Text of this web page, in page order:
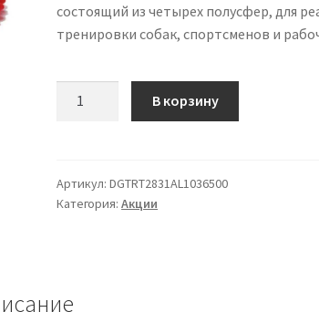
состоящий из четырех полусфер, для
тренировки собак, спортсменов и
Pods
для
В корзину
Артикул:DGTRT2831AL1036500
Категория:Акции